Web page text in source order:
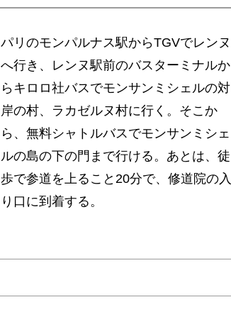
パリのモンパルナス駅からTGVでレンヌ
へ行き、レンヌ駅前のバスターミナルか
らキロロ社バスでモンサンミシェルの対
岸の村、ラカゼルヌ村に行く。そこか
ら、無料シャトルバスでモンサンミシェ
ルの島の下の門まで行ける。あとは、徒
歩で参道を上ること20分で、修道院の入
り口に到着する。